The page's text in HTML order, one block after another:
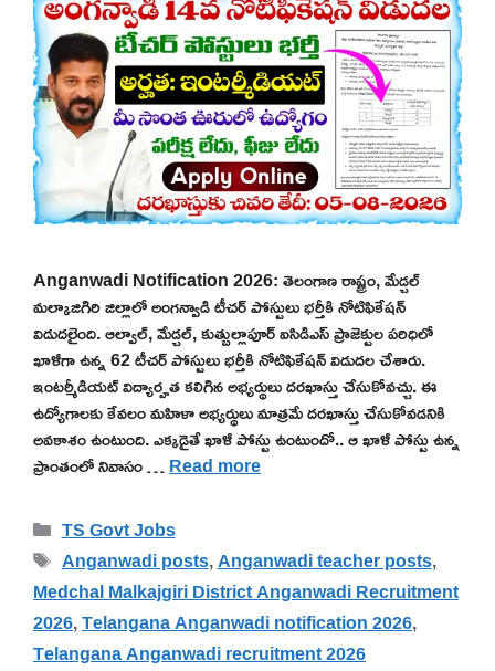
Anganwadi Notification 2026: తెలంగాణ రాష్ట్రం, మేడ్చల్
మల్కాజిగిరి జిల్లాలో అంగన్వాడి టీచర్ పోస్టులు భర్తీకి నోటిఫికేషన్
విడుదలైంది. ఆల్వాల్, మేడ్చల్, కుత్బుల్లాపూర్ ఐసిడిఎస్ ప్రాజెక్టుల పరిధిలో
ఖాళీగా ఉన్న 62 టీచర్ పోస్టులు భర్తీకి నోటిఫికేషన్ విడుదల చేశారు.
ఇంటర్మీడియట్ విద్యార్హత కలిగిన అభ్యర్థులు దరఖాస్తు చేసుకోవచ్చు. ఈ
ఉద్యోగాలకు కేవలం మహిళా అభ్యర్థులు మాత్రమే దరఖాస్తు చేసుకోవడనికి
అవకాశం ఉంటుంది. ఎక్కడైతే ఖాళీ పోస్టు ఉంటుందో.. ఆ ఖాళీ పోస్టు ఉన్న
ప్రాంతంలో నివాసం …Read more
Categories
TS Govt Jobs
Tags
Anganwadi posts,Anganwadi teacher posts,
Medchal Malkajgiri District Anganwadi Recruitment
2026,Telangana Anganwadi notification 2026,
Telangana Anganwadi recruitment 2026